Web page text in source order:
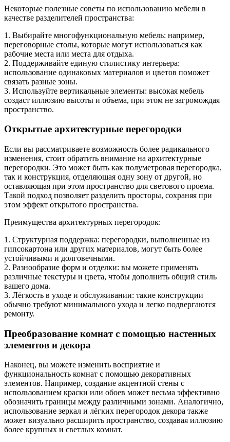
Некоторые полезные советы по использованию мебели в
качестве разделителей пространства:
1. Выбирайте многофункциональную мебель: например,
переговорные столы, которые могут использоваться как
рабочие места или места для отдыха.
2. Поддерживайте единую стилистику интерьера:
использование одинаковых материалов и цветов поможет
связать разные зоны.
3. Используйте вертикальные элементы: высокая мебель
создаст иллюзию высоты и объема, при этом не загромождая
пространство.
Открытые архитектурные перегородки
Если вы рассматриваете возможность более радикального
изменения, стоит обратить внимание на архитектурные
перегородки. Это может быть как полуметровая перегородка,
так и конструкция, отделяющая одну зону от другой, но
оставляющая при этом пространство для светового проема.
Такой подход позволяет разделить просторы, сохраняя при
этом эффект открытого пространства.
Преимущества архитектурных перегородок:
1. Структурная поддержка: перегородки, выполненные из
гипсокартона или других материалов, могут быть более
устойчивыми и долговечными.
2. Разнообразие форм и отделки: вы можете применять
различные текстуры и цвета, чтобы дополнить общий стиль
вашего дома.
3. Лёгкость в уходе и обслуживании: такие конструкции
обычно требуют минимального ухода и легко подвергаются
ремонту.
Преобразование комнат с помощью настенных
элементов и декора
Наконец, вы можете изменить восприятие и
функциональность комнат с помощью декоративных
элементов. Например, создание акцентной стены с
использованием краски или обоев может весьма эффективно
обозначить границы между различными зонами. Аналогично,
использование зеркал и лёгких перегородок декора также
может визуально расширить пространство, создавая иллюзию
более крупных и светлых комнат.